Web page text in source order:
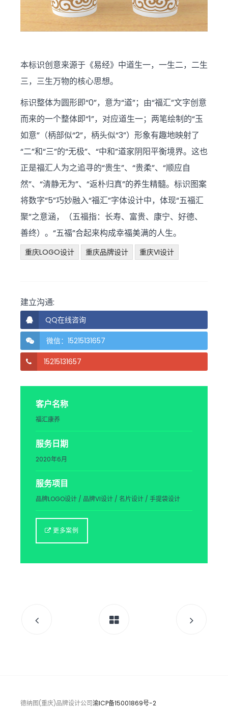
本标识创意来源于《易经》中道生一，一生二，二生
三，三生万物的核心思想。
标识整体为圆形即“0”，意为“道”；由“福汇”文字创意
而来的一个整体即“1”，对应道生一；两笔绘制的“玉
如意”（柄部似“2”，柄头似“3”）形象有趣地映射了
“二”和“三”的“无极”、“中和”道家阴阳平衡境界。这也
正是福汇人为之追寻的“贵生”、“贵柔”、“顺应自
然”、“清静无为”、“返朴归真”的养生精髓。标识图案
将数字“5”巧妙融入“福汇”字体设计中，体现“五福汇
聚”之意涵，（五福指：长寿、富贵、康宁、好德、
善终）。“五福”合起来构成幸福美满的人生。
重庆LOGO设计 重庆品牌设计 重庆VI设计
建立沟通:
QQ在线咨询
微信：15215131657
15215131657
客户名称
福汇康养
服务日期
2020年6月
服务项目
品牌LOGO设计 / 品牌VI设计 / 名片设计 / 手提袋设计
更多案例
德纳图(重庆)品牌设计公司渝ICP备15001869号-2